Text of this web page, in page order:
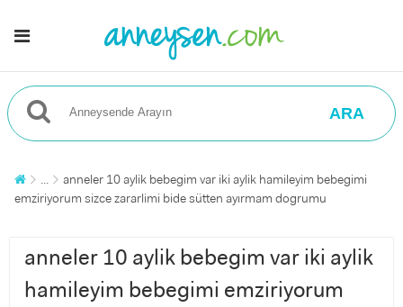
ARA
...
anneler 10 aylik bebegim var iki aylik hamileyim bebegimi
emziriyorum sizce zararlimi bide sütten ayırmam dogrumu
anneler 10 aylik bebegim var iki aylik
hamileyim bebegimi emziriyorum